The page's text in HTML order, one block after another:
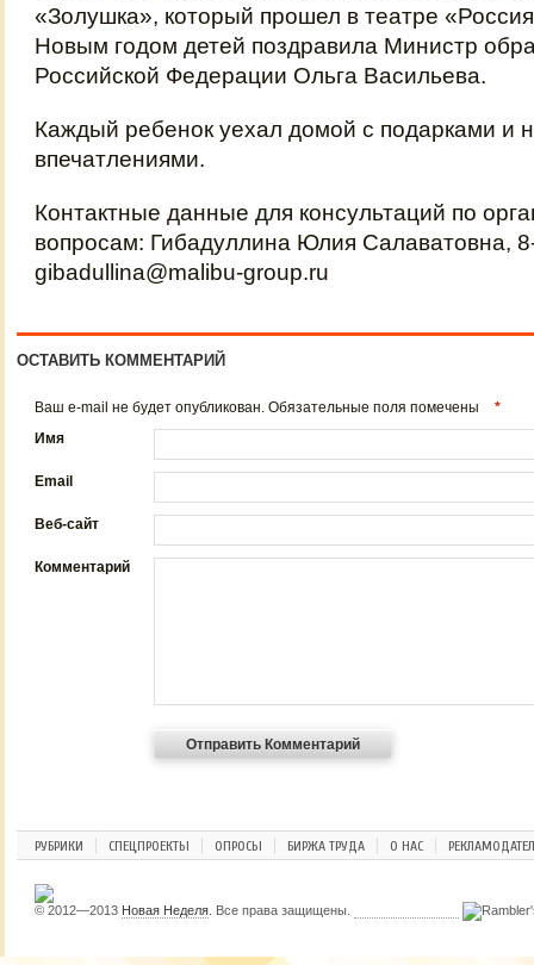
«Золушка», который прошел в театре
Новым годом детей поздравила Министр
Российской Федерации Ольга Васильева.
Каждый ребенок уехал домой с подарками и
впечатлениями.
Контактные данные для консультаций по
вопросам: Гибадуллина Юлия Салаватовна,
gibadullina@malibu-group.ru
ОСТАВИТЬ КОММЕНТАРИЙ
Ваш e-mail не будет опубликован. Обязательные поля помечены
*
Имя
Email
Веб-сайт
Комментарий
РУБРИКИ СПЕЦПРОЕКТЫ ОПРОСЫ БИРЖА ТРУДА О НАС
© 2012—2013 Новая Неделя . Все права защищены.